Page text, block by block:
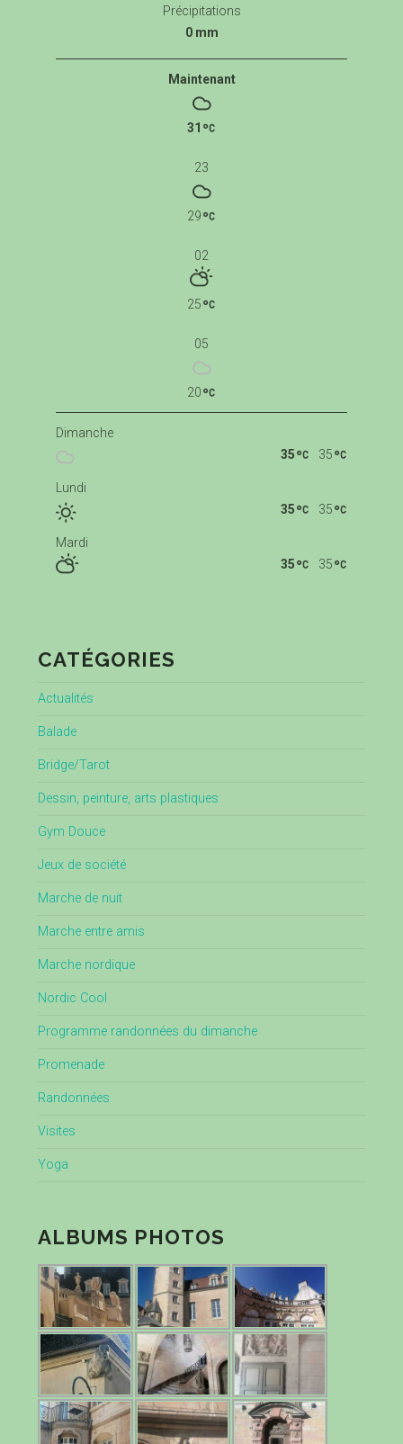
Précipitations
0 mm
Maintenant
31
23
29
02
25
05
20
Dimanche
35
35
Lundi
35
35
Mardi
35
35
CATÉGORIES
Actualités
Balade
Bridge/Tarot
Dessin, peinture, arts plastiques
Gym Douce
Jeux de société
Marche de nuit
Marche entre amis
Marche nordique
Nordic Cool
Programme randonnées du dimanche
Promenade
Randonnées
Visites
Yoga
ALBUMS PHOTOS